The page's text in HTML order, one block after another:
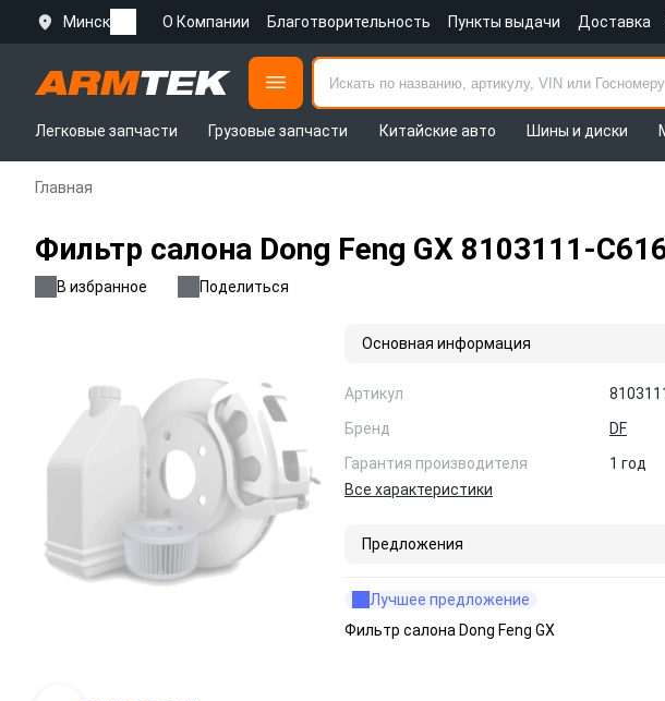
Минск О Компании Благотворительность Пункты выдачи Доставка
Легковые запчасти
Грузовые запчасти Китайские авто Шины и диски
Главная
Фильтр салона Dong Feng GX 8103111-
В избранное Поделиться
Основная информация
Артикул
Бренд
DF
Гарантия производителя
1 год
Все характеристики
Предложения
Лучшее предложение
Фильтр салона Dong Feng GX